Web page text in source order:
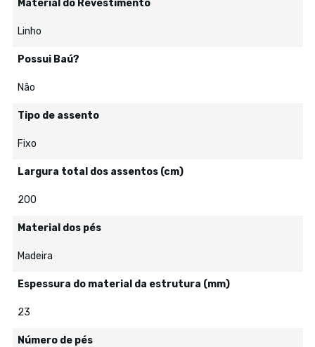
Material do Revestimento
Linho
Possui Baú?
Não
Tipo de assento
Fixo
Largura total dos assentos (cm)
200
Material dos pés
Madeira
Espessura do material da estrutura (mm)
23
Número de pés